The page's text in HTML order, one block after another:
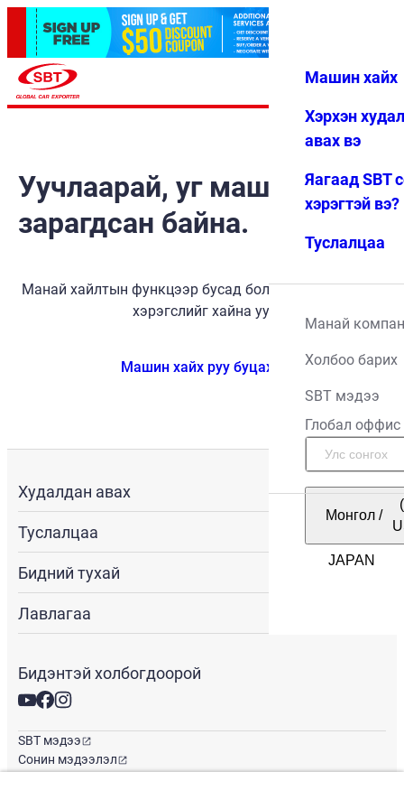
Дуртай Цэс
Машин хайх
Хэрхэн
авах вэ
Яагаад SBT
хэрэгтэй вэ?
Туслалцаа
Манай
Холбоо барих
SBT мэдээ
Глобал оффис
Монгол /
Уучлаарай, уг машин
зарагдсан байна.
Манай хайлтын функцээр бусад боломжит тээврийн
хэрэгслийг хайна уу.
Машин хайх руу буцах
Худалдан авах
Туслалцаа
Бидний тухай
Лавлагаа
Бидэнтэй холбогдоорой
SBT мэдээ
Сонин мэдээлэл